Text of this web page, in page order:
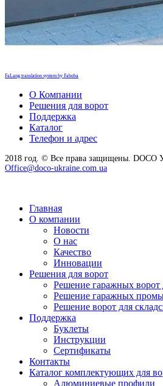
FaLang translation system by Faboba
О Компании
Решения для ворот
Поддержка
Каталог
Телефон и адрес
2018 год. © Все права защищены. DOCO
Office@doco-ukraine.com.ua
Главная
О компании
Новости
О нас
Качество
Инновации
Решения для ворот
Решение гаражных ворот
Решение гаражных
Решение ворот для
Поддержка
Буклеты
Инструкции
Сертификаты
Контакты
Каталог комплектующих для
Алюминиевые профили